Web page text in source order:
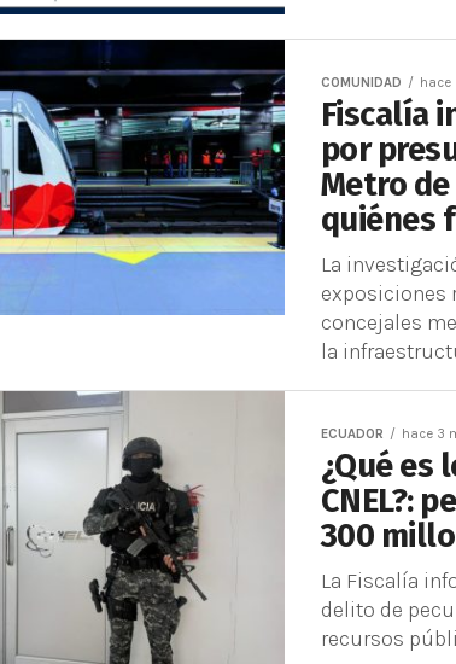
COMUNIDAD hace
Fiscalía
por
Metro de
quiénes
La
exposiciones
concejales
la
ECUADOR hace 3
¿Qué es
CNEL?:
300
La Fiscalía
delito de
recursos